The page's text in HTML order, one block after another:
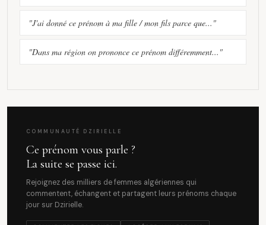
"J'ai donné ce prénom à ma fille / mon fils parce que..."
"Dans ma région on prononce ce prénom différemment..."
COMMUNAUTÉ DZIRIELLE
Ce prénom vous parle ?
La suite se passe ici.
Rejoignez des milliers de femmes algériennes qui
commentent, échangent et partagent leurs prénoms chaque
jour sur Dzirielle.